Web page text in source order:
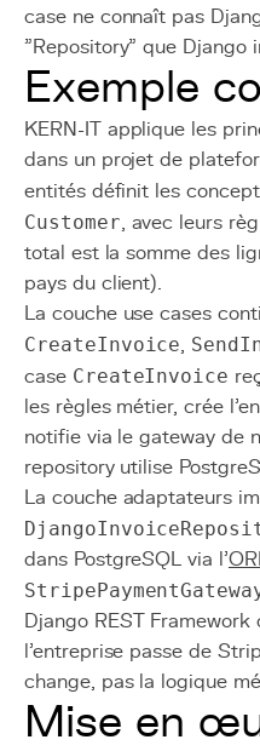
case ne connaît pas
"Repository" que Django
Exemple
KERN-IT applique les
dans un projet de
entités définit les
Customer, avec leurs
total est la somme des
pays du client).
La couche use cases
CreateInvoice,
case CreateInvoice
les règles métier, crée
notifie via le gateway de
repository utilise
La couche adaptateurs
dans PostgreSQL via l'
Django REST
l'entreprise passe de
change, pas la logique
Mise en